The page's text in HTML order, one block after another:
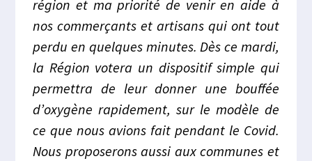
région et ma priorité de venir en aide à
nos commerçants et artisans qui ont tout
perdu en quelques minutes. Dès ce mardi,
la Région votera un dispositif simple qui
permettra de leur donner une bouffée
d’oxygène rapidement, sur le modèle de
ce que nous avions fait pendant le Covid.
Nous proposerons aussi aux communes et